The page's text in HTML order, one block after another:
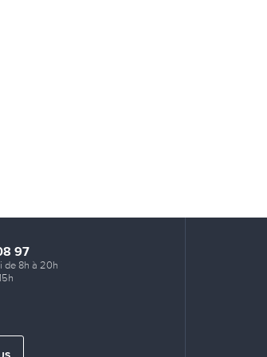
97
de 8h à 20h